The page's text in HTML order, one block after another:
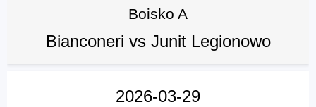
Boisko A
Bianconeri vs Junit Legionowo
2026-03-29